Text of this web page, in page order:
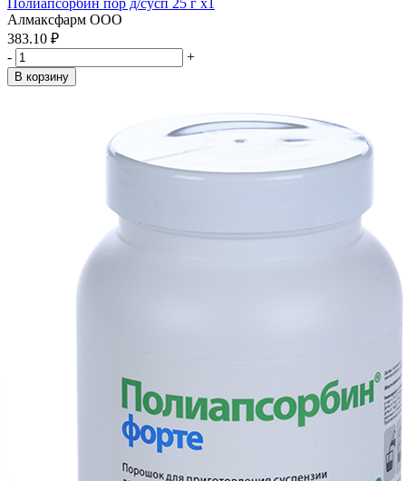
Полиапсорбин пор д/сусп 25 г x1
Алмаксфарм ООО
383.10 ₽
-
+
В корзину